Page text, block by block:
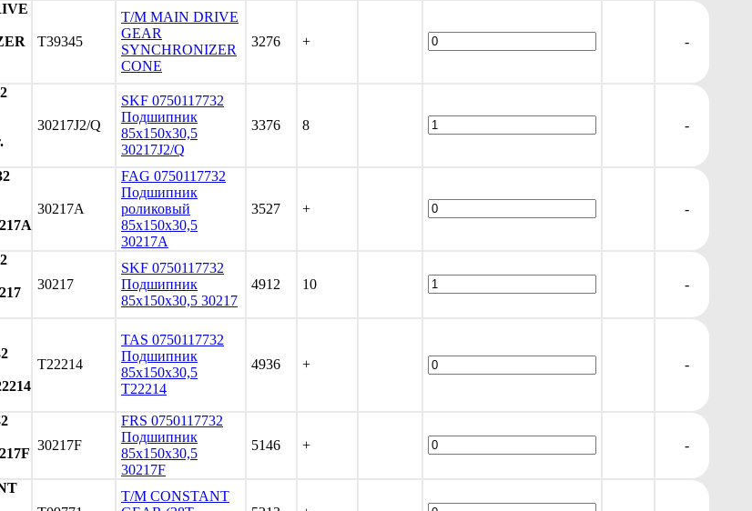
T39345
T/M MAIN DRIVE
GEAR
SYNCHRONIZER
CONE
3276 + -
30217J2/Q
SKF 0750117732
Подшипник
85x150x30,5
30217J2/Q
3376 8 -
30217A
FAG 0750117732
Подшипник
роликовый
85x150x30,5
30217A
3527 + -
30217
SKF 0750117732
Подшипник
85x150x30,5 30217
4912 10 -
T22214
TAS 0750117732
Подшипник
85x150x30,5
T22214
4936 + -
30217F
FRS 0750117732
Подшипник
85x150x30,5
30217F
5146 + -
T/M CONSTANT